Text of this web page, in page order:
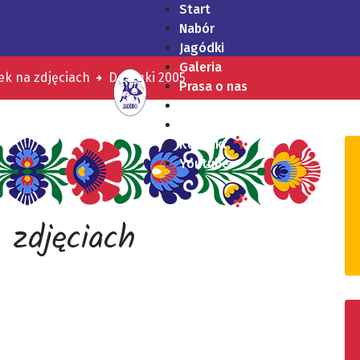
Start
Nabór
Jagódki
Galeria
Prasa o nas
Kontakt
Youtube
na zdjęciach Dożynki 2005